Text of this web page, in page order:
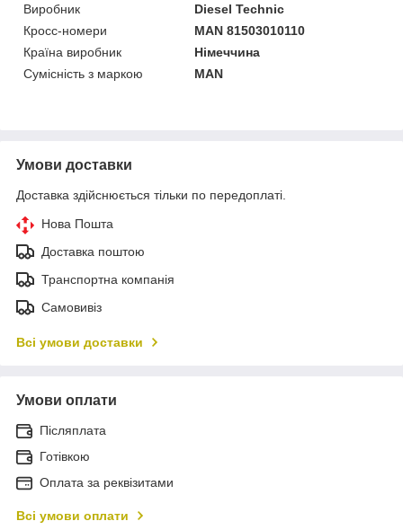
Виробник
Diesel Technic
Кросс-номери
MAN 81503010110
Країна виробник
Німеччина
Сумісність з маркою
MAN
Умови доставки
Доставка здійснюється тільки по передоплаті.
Нова Пошта
Доставка поштою
Транспортна компанія
Самовивіз
Всі умови доставки
Умови оплати
Післяплата
Готівкою
Оплата за реквізитами
Всі умови оплати